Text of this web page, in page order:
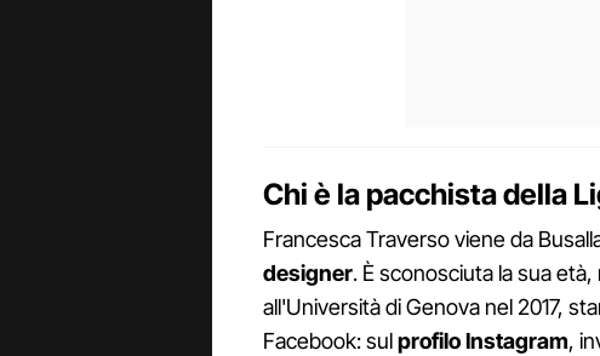
Chi è la pacchista della
Francesca Traverso viene da
designer. È sconosciuta la sua
all'Università di Genova nel 2017,
Facebook: sulprofilo Instagram,